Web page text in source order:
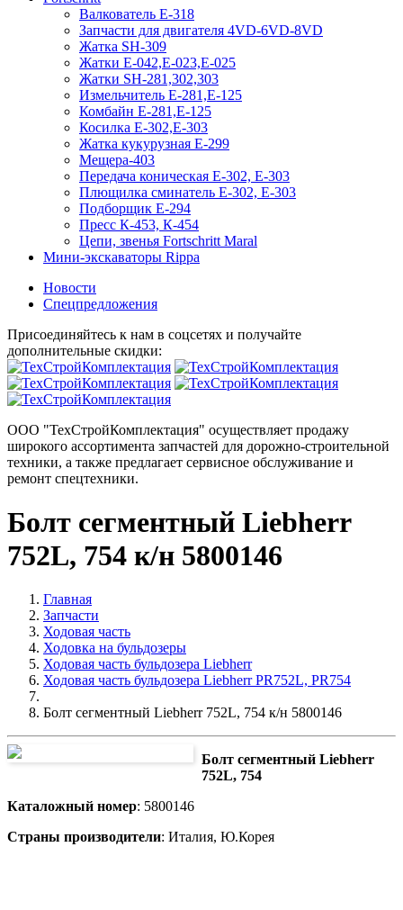
Валкователь Е-318
Запчасти для двигателя 4VD-6VD-8VD
Жатка SH-309
Жатки Е-042,Е-023,Е-025
Жатки SH-281,302,303
Измельчитель Е-281,Е-125
Комбайн Е-281,Е-125
Косилка Е-302,Е-303
Жатка кукурузная Е-299
Мещера-403
Передача коническая Е-302, Е-303
Плющилка сминатель Е-302, Е-303
Подборщик Е-294
Пресс К-453, К-454
Цепи, звенья Fortschritt Maral
Мини-экскаваторы Rippa
Новости
Спецпредложения
Присоединяйтесь к нам в соцсетях и получайте
дополнительные скидки:
ООО "ТехСтройКомплектация" осуществляет продажу
широкого ассортимента запчастей для дорожно-строительной
техники, а также предлагает сервисное обслуживание и
ремонт спецтехники.
Болт сегментный Liebherr
752L, 754 к/н 5800146
Главная
Запчасти
Ходовая часть
Ходовка на бульдозеры
Ходовая часть бульдозера Liebherr
Ходовая часть бульдозера Liebherr PR752L, PR754
Болт сегментный Liebherr 752L, 754 к/н 5800146
Болт сегментный Liebherr
752L, 754
Каталожный номер: 5800146
Страны производители: Италия, Ю.Корея